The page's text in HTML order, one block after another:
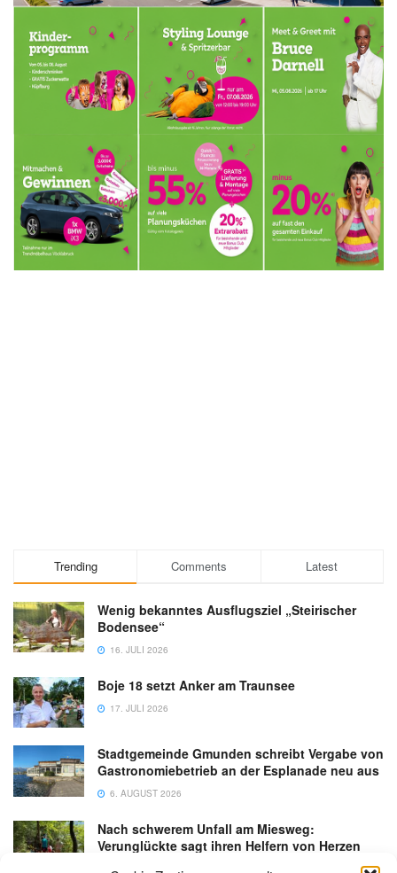
Trending Comments Latest
Wenig bekanntes Ausflugsziel „Steirischer
Bodensee“
16. JULI 2026
Boje 18 setzt Anker am Traunsee
17. JULI 2026
Stadtgemeinde Gmunden schreibt Vergabe von
Gastronomiebetrieb an der Esplanade neu aus
6. AUGUST 2026
Nach schwerem Unfall am Miesweg:
Verunglückte sagt ihren Helfern von Herzen